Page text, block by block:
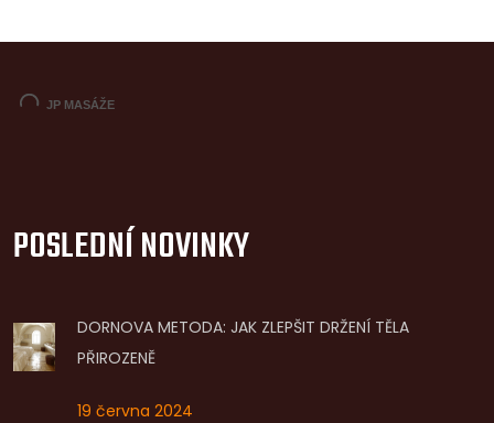
POSLEDNÍ NOVINKY
DORNOVA METODA: JAK ZLEPŠIT DRŽENÍ TĚLA
PŘIROZENĚ
19 června 2024